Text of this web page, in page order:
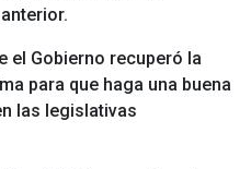
el Gobierno recuperó la
para que haga una buena
las legislativas